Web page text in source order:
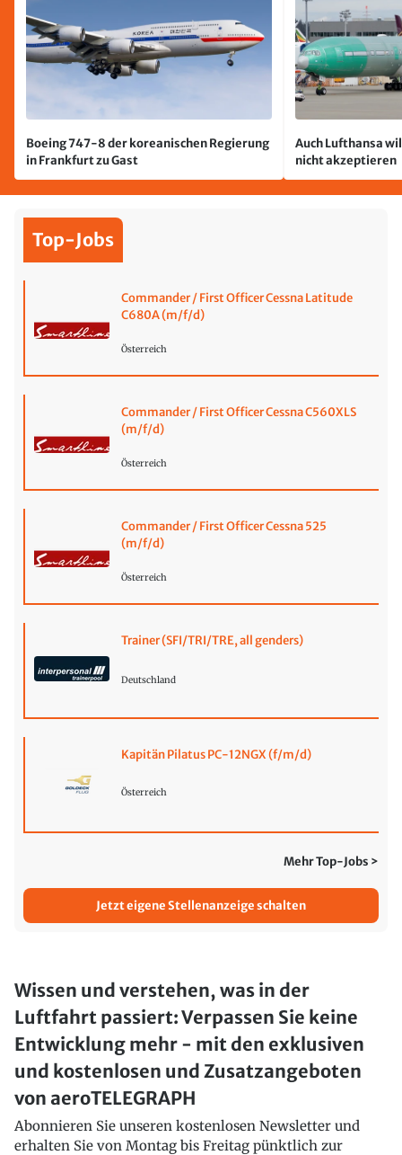
Boeing 747-8 der koreanischen Regierung
in Frankfurt zu Gast
Auch Lufthansa
nicht akzeptieren
Top-Jobs
Commander / First Officer Cessna Latitude
C680A (m/f/d)
Österreich
Commander / First Officer Cessna C560XLS
(m/f/d)
Österreich
Commander / First Officer Cessna 525
(m/f/d)
Österreich
Trainer (SFI/TRI/TRE, all genders)
Deutschland
Kapitän Pilatus PC-12NGX (f/m/d)
Österreich
Mehr Top-Jobs >
Jetzt eigene Stellenanzeige schalten
Wissen und verstehen, was in der
Luftfahrt passiert: Verpassen Sie keine
Entwicklung mehr - mit den exklusiven
und kostenlosen und Zusatzangeboten
von aeroTELEGRAPH
Abonnieren Sie unseren kostenlosen Newsletter und
erhalten Sie von Montag bis Freitag pünktlich zur